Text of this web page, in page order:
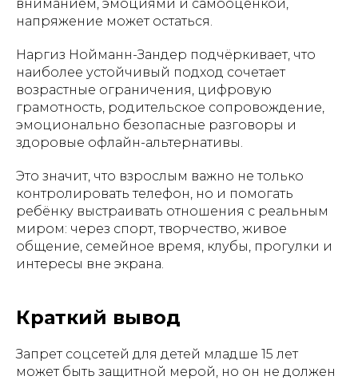
вниманием, эмоциями и самооценкой,
напряжение может остаться.
Наргиз Нойманн-Зандер подчёркивает, что
наиболее устойчивый подход сочетает
возрастные ограничения, цифровую
грамотность, родительское сопровождение,
эмоционально безопасные разговоры и
здоровые офлайн-альтернативы.
Это значит, что взрослым важно не только
контролировать телефон, но и помогать
ребёнку выстраивать отношения с реальным
миром: через спорт, творчество, живое
общение, семейное время, клубы, прогулки и
интересы вне экрана.
Краткий вывод
Запрет соцсетей для детей младше 15 лет
может быть защитной мерой, но он не должен